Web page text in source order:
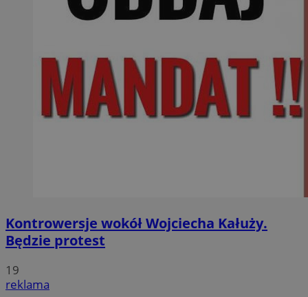
Kontrowersje wokół Wojciecha Kałuży.
Będzie protest
19
reklama